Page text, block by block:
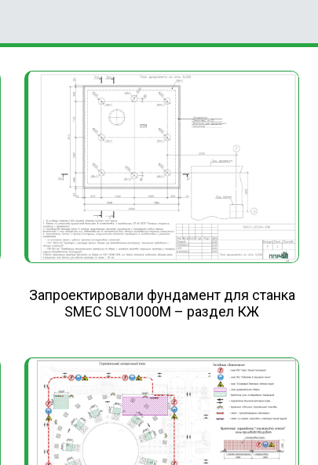
Запроектировали фундамент для станка
SMEC SLV1000M – раздел КЖ